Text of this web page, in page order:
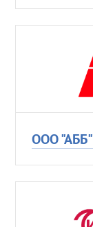
ООО "АББ"